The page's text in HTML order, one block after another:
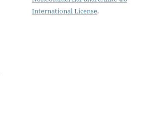
International License.